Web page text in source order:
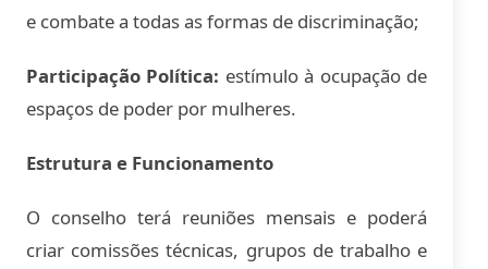
e combate a todas as formas de discriminação;
Participação Política: estímulo à ocupação de
espaços de poder por mulheres.
Estrutura e Funcionamento
O conselho terá reuniões mensais e poderá
criar comissões técnicas, grupos de trabalho e